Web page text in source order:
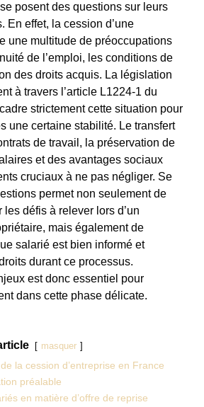
posent des questions sur leurs
En effet, la cession d’une
une multitude de préoccupations
de l’emploi, les conditions de
des droits acquis. La législation
à travers l’article L1224-1 du
strictement cette situation pour
une certaine stabilité. Le transfert
de travail, la préservation de
et des avantages sociaux
cruciaux à ne pas négliger. Se
permet non seulement de
défis à relever lors d’un
mais également de
salarié est bien informé et
durant ce processus.
est donc essentiel pour
dans cette phase délicate.
masquer
la cession d’entreprise en France
préalable
en matière d’offre de reprise